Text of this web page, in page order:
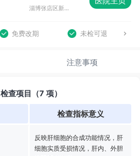
淄博张店区新村西路28号
免费改期 未检可退
注意事项
检查项目（7 项）
检查指标意义
反映肝细胞的合成功能情况，肝
细胞实质受损情况，肝内、外胆